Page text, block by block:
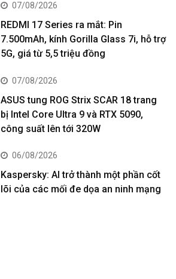
07/08/2026
REDMI 17 Series ra mắt: Pin
7.500mAh, kính Gorilla Glass 7i, hỗ trợ
5G, giá từ 5,5 triệu đồng
07/08/2026
ASUS tung ROG Strix SCAR 18 trang
bị Intel Core Ultra 9 và RTX 5090,
công suất lên tới 320W
06/08/2026
Kaspersky: AI trở thành một phần cốt
lõi của các mối đe dọa an ninh mạng